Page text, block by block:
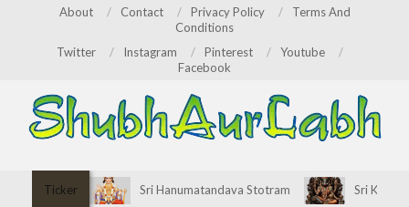
About Contact Privacy Policy
Terms And
Conditions
Twitter
Instagram Pinterest
Youtube
Facebook
Ticker Sri Hanumatandava Stotram
Sri Kirata